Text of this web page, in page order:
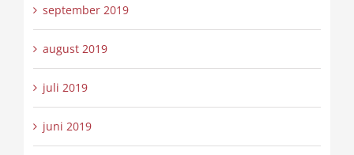
september 2019
august 2019
juli 2019
juni 2019